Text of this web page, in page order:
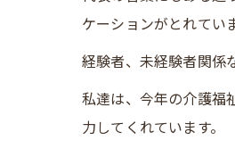
ケーションがとれてい
経験者、未経験者関係
私達は、今年の介護福
力してくれています。